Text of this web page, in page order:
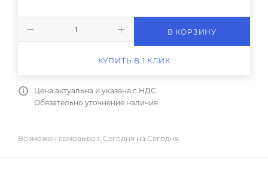
В КОРЗИНУ
КУПИТЬ В 1 КЛИК
Цена актуальна и указана с НДС.
Обязательно уточнение наличия.
Возможен самовывоз, Сегодня на Сегодня.